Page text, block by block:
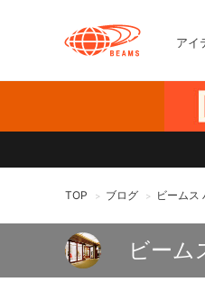
アイ
TOP > ブログ > ビームス
ビーム